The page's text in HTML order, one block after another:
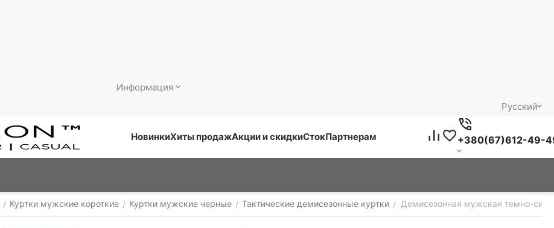
Информация
Русский
НовинкиХиты продажАкции и скидкиСтокПартнерам +380(67)612-49-
/ Куртки мужские короткие / Куртки мужские черные / Тактические демисезонные куртки / Демисезонная мужская темно-